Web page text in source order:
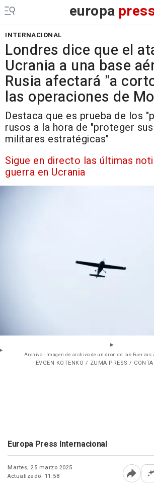
europa
INTERNACIONAL
Londres dice que el
Ucrania a una base
Rusia afectará "a
las operaciones de
Destaca que es prueba de los
rusos a la hora de "proteger
militares estratégicas"
Sigue en directo las últimas
guerra en Ucrania
Archivo - Imagen de archivo de un dron de las Fuerzas
- EVGEN KOTENKO / ZUMA PRESS /
Europa Press Internacional
Martes, 25 marzo 2025
Actualizado: 11:58
Abrir